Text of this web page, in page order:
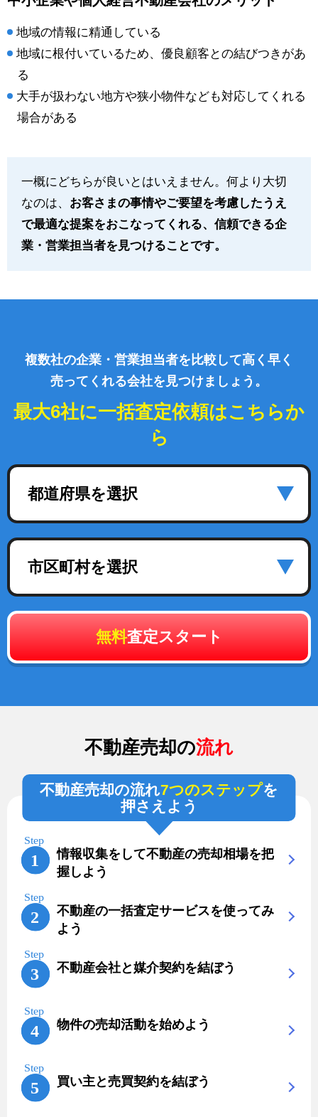
地域の情報に精通している
地域に根付いているため、優良顧客との結びつきがあ
る
大手が扱わない地方や狭小物件なども対応してくれる
場合がある
一概にどちらが良いとはいえません。何より大切
なのは、 お客さまの事情やご要望を考慮したうえ
で最適な提案をおこなってくれる、信頼できる企
業・営業担当者を見つけることです。
複数社の企業・営業担当者を比較して高く早く
売ってくれる会社を見つけましょう。
最大6社に一括査定依頼はこちらか
ら
都道府県を選択
市区町村を選択
無料査定スタート
不動産売却の流れ
不動産売却の流れ7つのステップを
押さえよう
情報収集をして不動産の売却相場を把
握しよう
不動産の一括査定サービスを使ってみ
よう
不動産会社と媒介契約を結ぼう
物件の売却活動を始めよう
買い主と売買契約を結ぼう